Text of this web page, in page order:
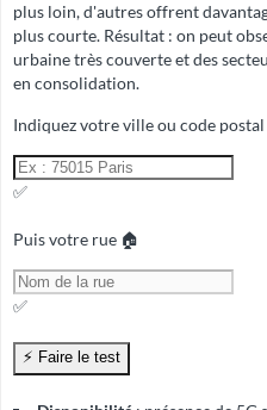
plus loin, d'autres offrent
plus courte. Résultat : on peut
urbaine très couverte et des
en consolidation.
Indiquez votre ville ou code
✅
Puis votre rue 🏠
✅